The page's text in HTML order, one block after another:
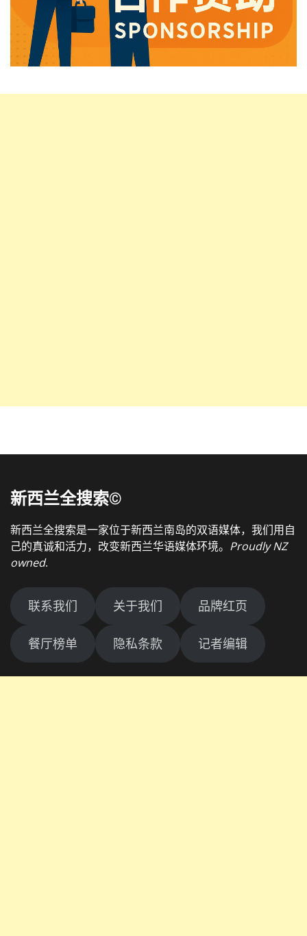
新西兰全搜索©
新西兰全搜索是一家位于新西兰南岛的双语媒体，我们用自
己的真诚和活力，改变新西兰华语媒体环境。 Proudly NZ
owned.
联系我们 关于我们 品牌红页
餐厅榜单 隐私条款 记者编辑